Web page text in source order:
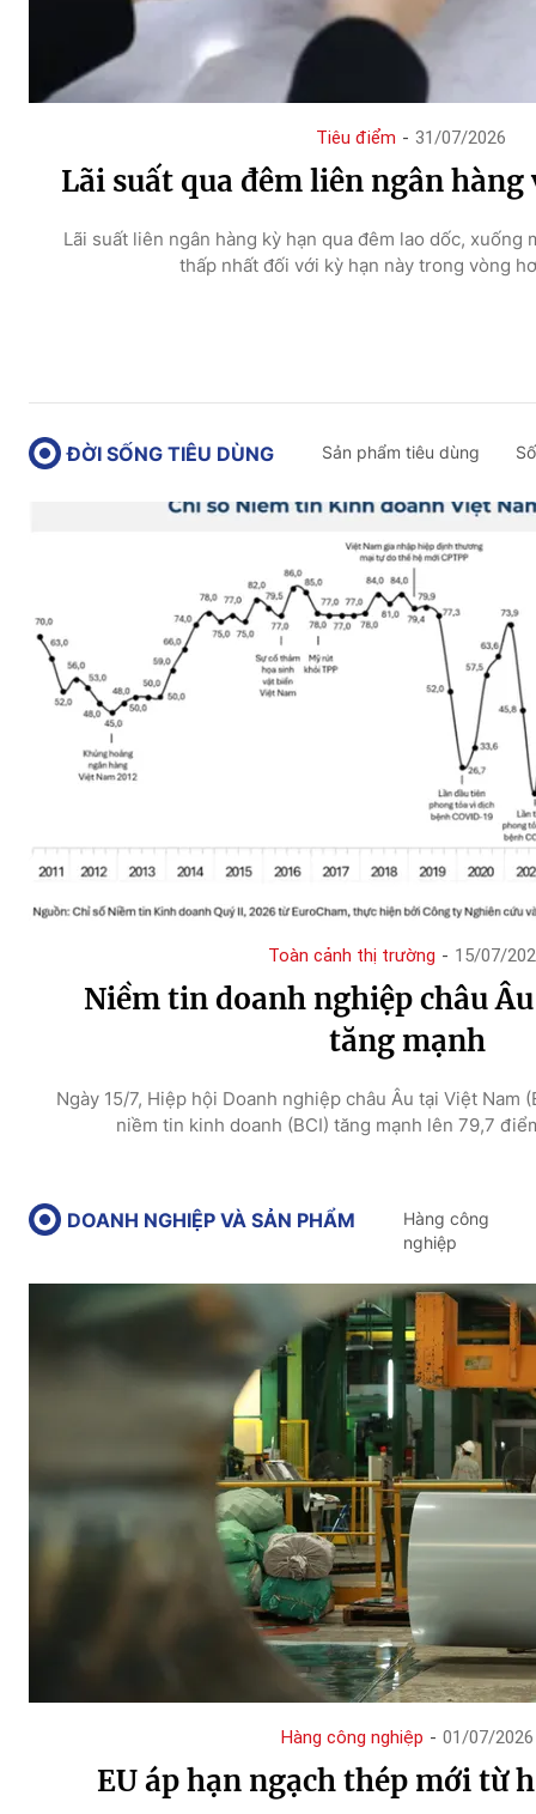
Tiêu điểm - 31/07/2026
Lãi suất qua đêm liên ngân hàng
Lãi suất liên ngân hàng kỳ hạn qua đêm lao dốc, xuống
thấp nhất đối với kỳ hạn này trong vòng
ĐỜI SỐNG TIÊU DÙNG Sản phẩm tiêu dùng
Toàn cảnh thị trường - 15/07/
Niềm tin doanh nghiệp châu
tăng mạnh
Ngày 15/7, Hiệp hội Doanh nghiệp châu Âu tại Việt Nam
niềm tin kinh doanh (BCI) tăng mạnh lên 79,7
DOANH NGHIỆP VÀ SẢN PHẨM
Hàng công
nghiệp
Hàng công nghiệp - 01/07/2026
EU áp hạn ngạch thép mới từ